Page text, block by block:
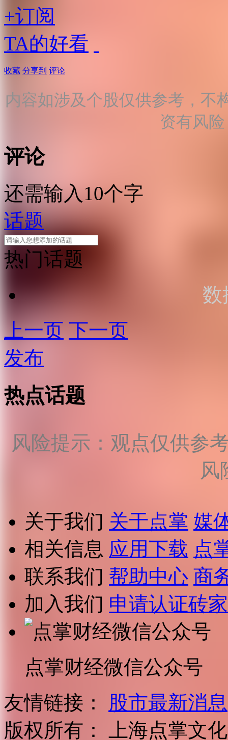
+订阅
TA的好看
收藏 分享到 评论
内容如涉及个股仅供参考，不
资有风
评论
还需输入10个字
话题
热门话题
数
上一页 下一页
发布
热点话题
风险提示：观点仅供参
风
关于我们 关于点掌 媒
相关信息 应用下载 点
联系我们 帮助中心 商
加入我们 申请认证砖家
点掌财经微信公众号
友情链接：
股市最新消息
版权所有：
上海点掌文